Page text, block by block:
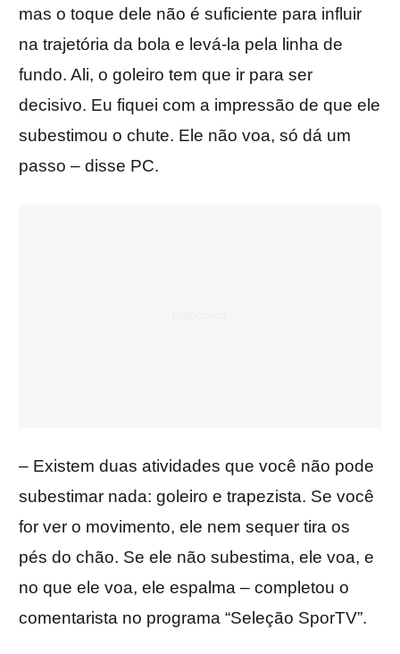
mas o toque dele não é suficiente para influir
na trajetória da bola e levá-la pela linha de
fundo. Ali, o goleiro tem que ir para ser
decisivo. Eu fiquei com a impressão de que ele
subestimou o chute. Ele não voa, só dá um
passo – disse PC.
– Existem duas atividades que você não pode
subestimar nada: goleiro e trapezista. Se você
for ver o movimento, ele nem sequer tira os
pés do chão. Se ele não subestima, ele voa, e
no que ele voa, ele espalma – completou o
comentarista no programa “Seleção SporTV”.